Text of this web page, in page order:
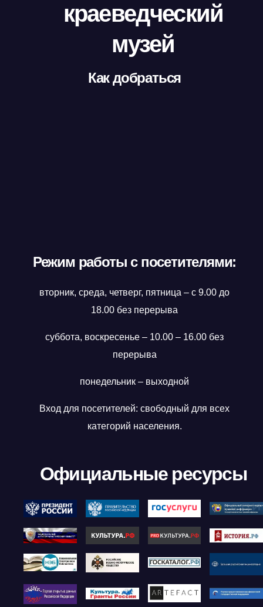
краеведческий
музей
Как добраться
Режим работы с посетителями:
вторник, среда, четверг, пятница – с 9.00 до
18.00 без перерыва
суббота, воскресенье – 10.00 – 16.00 без
перерыва
понедельник – выходной
Вход для посетителей: свободный для всех
категорий населения.
Официальные ресурсы